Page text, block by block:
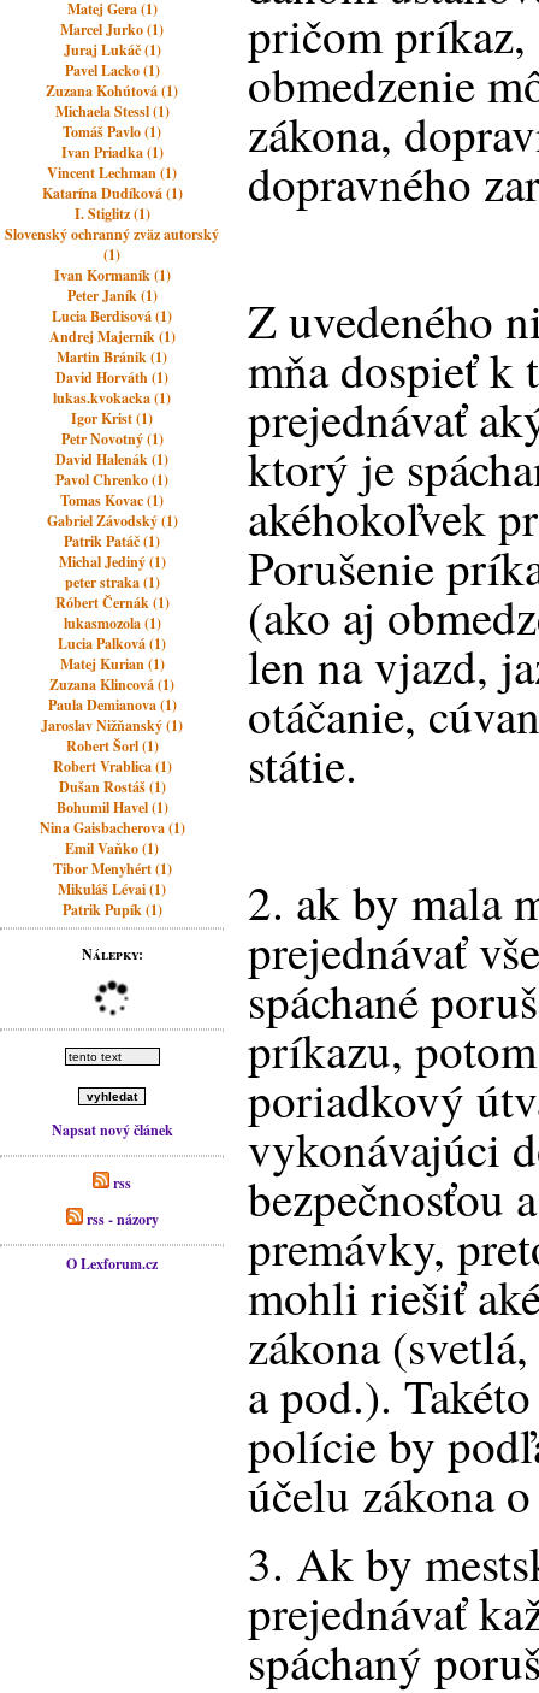
Matej Gera (1)
Marcel Jurko (1)
Juraj Lukáč (1)
Pavel Lacko (1)
Zuzana Kohútová (1)
Michaela Stessl (1)
Tomáš Pavlo (1)
Ivan Priadka (1)
Vincent Lechman (1)
Katarína Dudíková (1)
I. Stiglitz (1)
Slovenský ochranný zväz autorský
(1)
Ivan Kormaník (1)
Peter Janík (1)
Lucia Berdisová (1)
Andrej Majerník (1)
Martin Bránik (1)
David Horváth (1)
lukas.kvokacka (1)
Igor Krist (1)
Petr Novotný (1)
David Halenák (1)
Pavol Chrenko (1)
Tomas Kovac (1)
Gabriel Závodský (1)
Patrik Patáč (1)
Michal Jediný (1)
peter straka (1)
Róbert Černák (1)
lukasmozola (1)
Lucia Palková (1)
Matej Kurian (1)
Zuzana Klincová (1)
Paula Demianova (1)
Jaroslav Nižňanský (1)
Robert Šorl (1)
Robert Vrablica (1)
Dušan Rostáš (1)
Bohumil Havel (1)
Nina Gaisbacherova (1)
Emil Vaňko (1)
Tibor Menyhért (1)
Mikuláš Lévai (1)
Patrik Pupík (1)
Nálepky:
Napsat nový článek
rss
rss - názory
O Lexforum.cz
pričom príkaz,
obmedzenie
zákona,
dopravného
Z uvedeného
mňa dospieť k
prejednávať
ktorý je
akéhokoľvek
Porušenie
(ako aj
len na vjazd,
otáčanie,
státie.
2. ak by mala
prejednávať
spáchané
príkazu,
poriadkový
vykonávajúci
bezpečnosťou
premávky,
mohli riešiť
zákona
a pod.).
polície by
účelu zákona
3. Ak by
prejednávať
spáchaný